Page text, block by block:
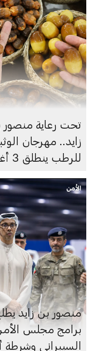
تحت رعاية منصور
زايد.. مهرجان
للرطب ينطلق 3 أغسطس
الأمن
منصور بن زايد
برامج مجلس
السيبراني وشرطة